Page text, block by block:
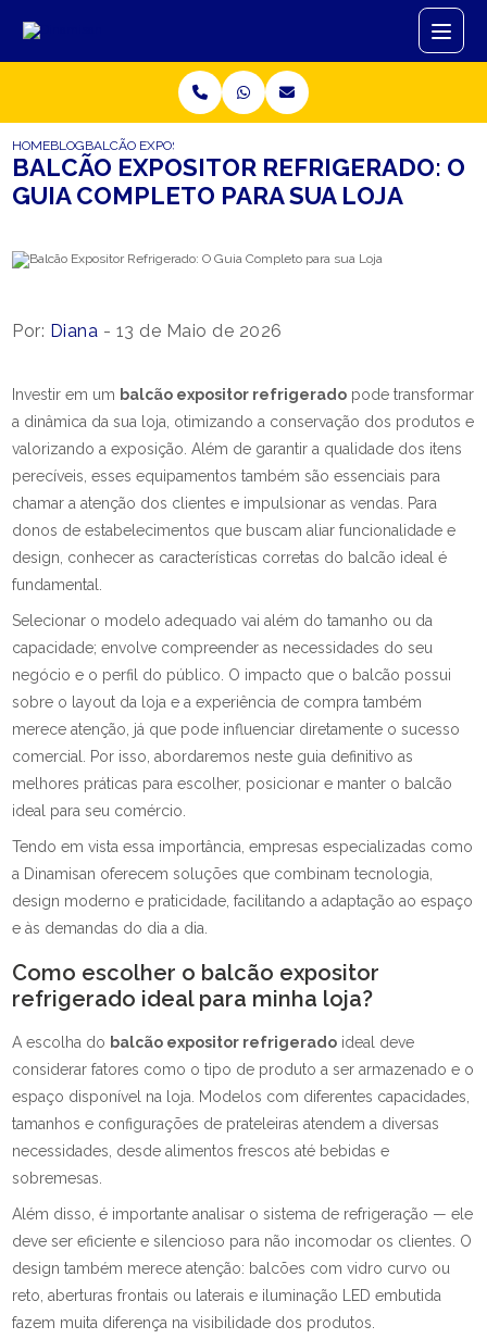
HOMEBLOGBALCÃO EXPOSITOR REFRIGERADO: O GUIA COMPLETO PARA
BALCÃO EXPOSITOR REFRIGERADO: O
GUIA COMPLETO PARA SUA LOJA
Por: Diana - 13 de Maio de 2026
Investir em um balcão expositor refrigerado pode transformar
a dinâmica da sua loja, otimizando a conservação dos produtos e
valorizando a exposição. Além de garantir a qualidade dos itens
perecíveis, esses equipamentos também são essenciais para
chamar a atenção dos clientes e impulsionar as vendas. Para
donos de estabelecimentos que buscam aliar funcionalidade e
design, conhecer as características corretas do balcão ideal é
fundamental.
Selecionar o modelo adequado vai além do tamanho ou da
capacidade; envolve compreender as necessidades do seu
negócio e o perfil do público. O impacto que o balcão possui
sobre o layout da loja e a experiência de compra também
merece atenção, já que pode influenciar diretamente o sucesso
comercial. Por isso, abordaremos neste guia definitivo as
melhores práticas para escolher, posicionar e manter o balcão
ideal para seu comércio.
Tendo em vista essa importância, empresas especializadas como
a Dinamisan oferecem soluções que combinam tecnologia,
design moderno e praticidade, facilitando a adaptação ao espaço
e às demandas do dia a dia.
Como escolher o balcão expositor
refrigerado ideal para minha loja?
A escolha do balcão expositor refrigerado ideal deve
considerar fatores como o tipo de produto a ser armazenado e o
espaço disponível na loja. Modelos com diferentes capacidades,
tamanhos e configurações de prateleiras atendem a diversas
necessidades, desde alimentos frescos até bebidas e
sobremesas.
Além disso, é importante analisar o sistema de refrigeração — ele
deve ser eficiente e silencioso para não incomodar os clientes. O
design também merece atenção: balcões com vidro curvo ou
reto, aberturas frontais ou laterais e iluminação LED embutida
fazem muita diferença na visibilidade dos produtos.